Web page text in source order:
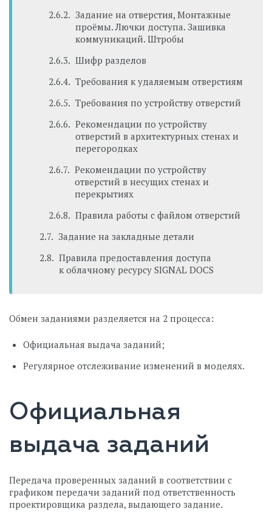
Задание на отверстия, Монтажные
проёмы. Лючки доступа. Зашивка
коммуникаций. Штробы
Шифр разделов
Требования к удаляемым отверстиям
Требования по устройству отверстий
Рекомендации по устройству
отверстий в архитектурных стенах и
перегородках
Рекомендации по устройству
отверстий в несущих стенах и
перекрытиях
Правила работы с файлом отверстий
Задание на закладные детали
Правила предоставления доступа
к облачному ресурсу SIGNAL DOCS
Обмен заданиями разделяется на 2 процесса:
Официальная выдача заданий;
Регулярное отслеживание изменений в моделях.
Официальная
выдача заданий
Передача проверенных заданий в соответствии с
графиком передачи заданий под ответственность
проектировщика раздела, выдающего задание.